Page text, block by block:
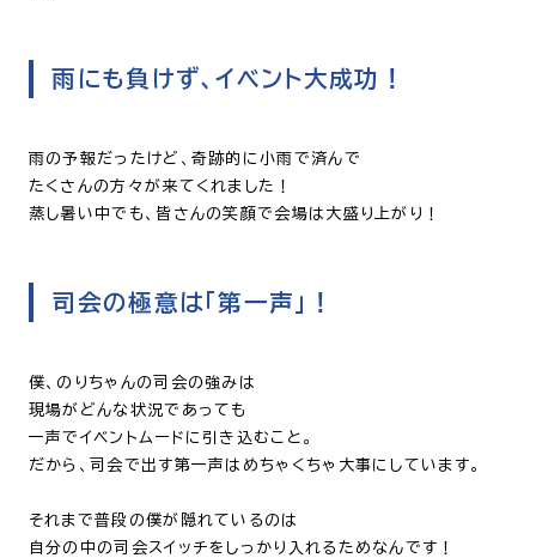
雨にも負けず、イベント大成功！
雨の予報だったけど、奇跡的に小雨で済んで
たくさんの方々が来てくれました！
蒸し暑い中でも、皆さんの笑顔で会場は大盛り上がり！
司会の極意は「第一声」！
僕、のりちゃんの司会の強みは
現場がどんな状況であっても
一声でイベントムードに引き込むこと。
だから、司会で出す第一声はめちゃくちゃ大事にしています。
それまで普段の僕が隠れているのは
自分の中の司会スイッチをしっかり入れるためなんです！